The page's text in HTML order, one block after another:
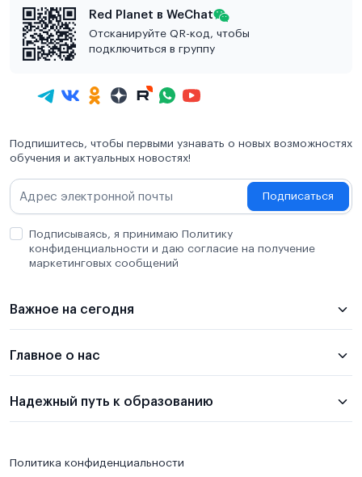
Red Planet в WeChat
Отсканируйте QR-код, чтобы
подключиться в группу
Подпишитесь, чтобы первыми узнавать о новых возможностях
обучения и актуальных новостях!
Подписаться
Подписываясь, я принимаю Политику
конфиденциальности и даю согласие на получение
маркетинговых сообщений
Важное на сегодня
Главное о нас
Надежный путь к образованию
Политика конфиденциальности